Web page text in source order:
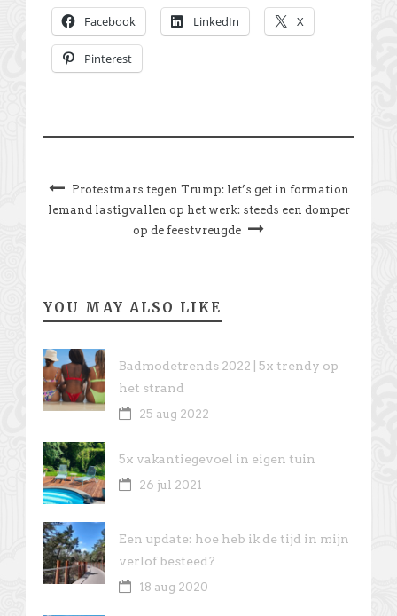
Facebook LinkedIn X
Pinterest
Protestmars tegen Trump: let’s get in formation
Iemand lastigvallen op het werk: steeds een domper
op de feestvreugde
YOU MAY ALSO LIKE
Badmodetrends 2022 | 5x trendy op
het strand
25 aug 2022
5x vakantiegevoel in eigen tuin
26 jul 2021
Een update: hoe heb ik de tijd in mijn
verlof besteed?
18 aug 2020